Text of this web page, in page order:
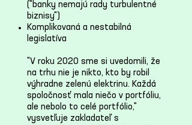
("banky nemajú rady turbulentné
biznisy")
Komplikovaná a nestabilná
legislatíva
"V roku 2020 sme si uvedomili, že
na trhu nie je nikto, kto by robil
výhradne zelenú elektrinu. Každá
spoločnosť mala niečo v portfóliu,
ale nebolo to celé portfólio,"
vysvetľuje zakladateľ s